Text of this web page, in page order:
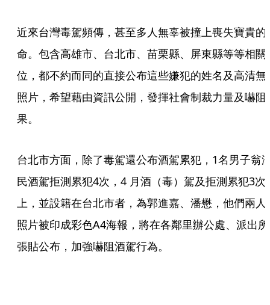
近來台灣毒駕頻傳，甚至多人無辜被撞上喪失寶貴的
命。包含高雄市、台北市、苗栗縣、屏東縣等等相關
位，都不約而同的直接公布這些嫌犯的姓名及高清無
照片，希望藉由資訊公開，發揮社會制裁力量及嚇阻
果。
台北市方面，除了毒駕還公布酒駕累犯，1名男子翁
民酒駕拒測累犯4次，4 月酒（毒）駕及拒測累犯3次
上，並設籍在台北市者，為郭進嘉、潘懋，他們兩人
照片被印成彩色A4海報，將在各鄰里辦公處、派出所
張貼公布，加強嚇阻酒駕行為。